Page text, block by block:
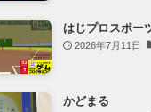
はじプロスポ
2026年7月11日
かどまる